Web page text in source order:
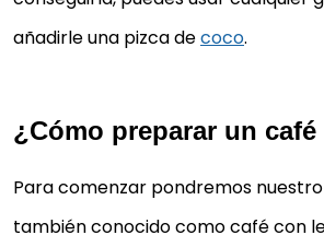
añadirle una pizca decoco.
¿Cómo preparar un
Para comenzar pondremos
también conocido como café con